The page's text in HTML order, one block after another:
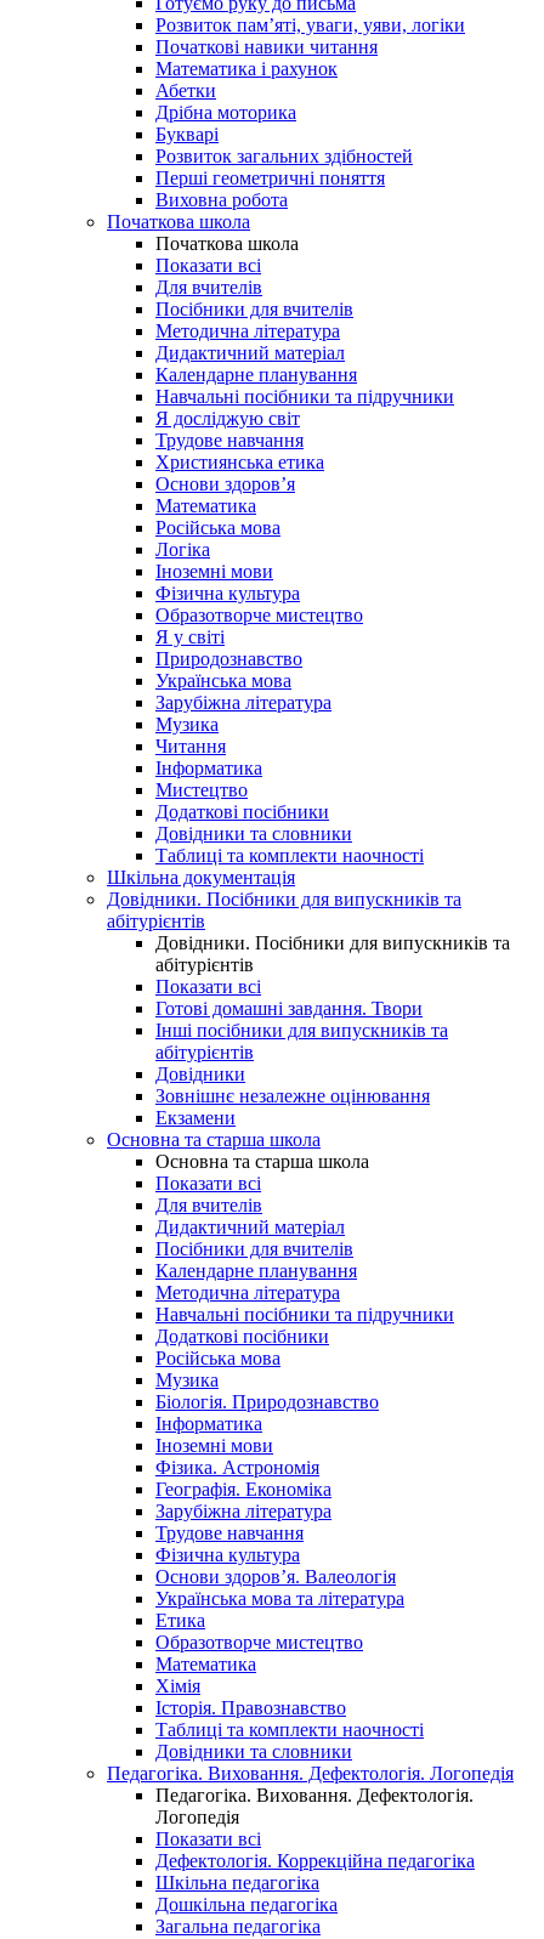
Розвиток пам’яті, уваги, уяви, логіки
Початкові навики читання
Математика і рахунок
Абетки
Дрібна моторика
Букварі
Розвиток загальних здібностей
Перші геометричні поняття
Виховна робота
Початкова школа
Початкова школа
Показати всі
Для вчителів
Посібники для вчителів
Методична література
Дидактичний матеріал
Календарне планування
Навчальні посібники та підручники
Я досліджую світ
Трудове навчання
Християнська етика
Основи здоров’я
Математика
Російська мова
Логіка
Іноземні мови
Фізична культура
Образотворче мистецтво
Я у світі
Природознавство
Українська мова
Зарубіжна література
Музика
Читання
Інформатика
Мистецтво
Додаткові посібники
Довідники та словники
Таблиці та комплекти наочності
Шкільна документація
Довідники. Посібники для випускників та
абітурієнтів
Довідники. Посібники для випускників та
абітурієнтів
Показати всі
Готові домашні завдання. Твори
Інші посібники для випускників та
абітурієнтів
Довідники
Зовнішнє незалежне оцінювання
Екзамени
Основна та старша школа
Основна та старша школа
Показати всі
Для вчителів
Дидактичний матеріал
Посібники для вчителів
Календарне планування
Методична література
Навчальні посібники та підручники
Додаткові посібники
Російська мова
Музика
Біологія. Природознавство
Інформатика
Іноземні мови
Фізика. Астрономія
Географія. Економіка
Зарубіжна література
Трудове навчання
Фізична культура
Основи здоров’я. Валеологія
Українська мова та література
Етика
Образотворче мистецтво
Математика
Хімія
Історія. Правознавство
Таблиці та комплекти наочності
Довідники та словники
Педагогіка. Виховання. Дефектологія. Логопедія
Педагогіка. Виховання. Дефектологія.
Логопедія
Показати всі
Дефектологія. Коррекційна педагогіка
Шкільна педагогіка
Дошкільна педагогіка
Загальна педагогіка